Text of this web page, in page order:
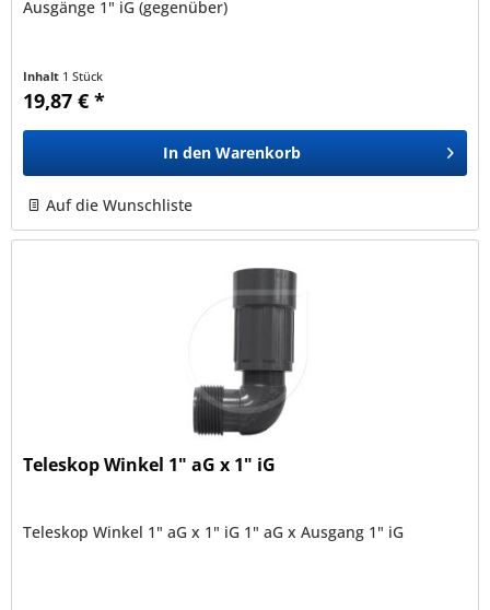
Ausgänge 1" iG (gegenüber)
Inhalt 1 Stück
19,87 € *
In den Warenkorb
Auf die Wunschliste
Teleskop Winkel 1" aG x 1" iG
Teleskop Winkel 1" aG x 1" iG 1" aG x Ausgang 1" iG